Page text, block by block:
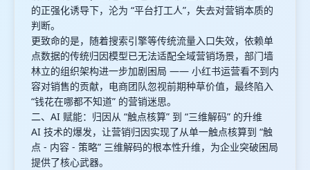
的正强化诱导下，沦为 “平台打工人”，失去对营销本质的
判断。
更致命的是，随着搜索引擎等传统流量入口失效，依赖单
点数据的传统归因模型已无法适配全域营销场景，部门墙
林立的组织架构进一步加剧困局 —— 小红书运营看不到内
容对销售的贡献，电商团队忽视前期种草价值，最终陷入
“钱花在哪都不知道” 的营销迷思。
二、AI 赋能：归因从 “触点核算” 到 “三维解码” 的升维
AI 技术的爆发，让营销归因实现了从单一触点核算到 “触
点 - 内容 - 策略” 三维解码的根本性升维，为企业突破困局
提供了核心武器。